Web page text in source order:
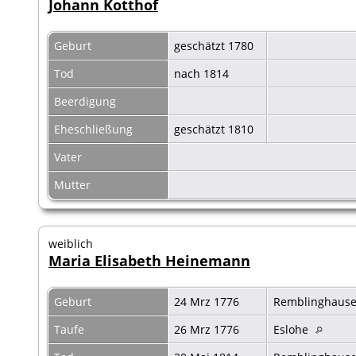
Johann Kotthof
Geburt
geschätzt 1780
Tod
nach 1814
Beerdigung
Eheschließung
geschätzt 1810
Vater
Mutter
weiblich
Maria Elisabeth Heinemann
Geburt 24 Mrz 1776
Taufe
26 Mrz 1776
Eslohe